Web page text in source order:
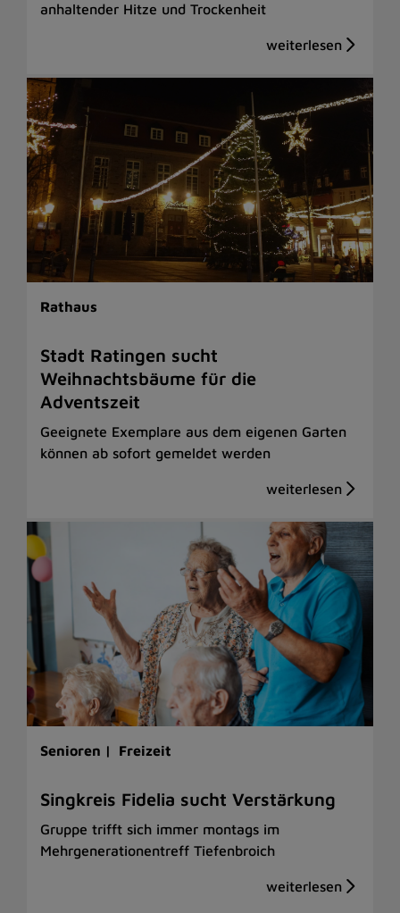
anhaltender Hitze und Trockenheit
Rathaus
Stadt Ratingen sucht
Weihnachtsbäume für die
Adventszeit
Geeignete Exemplare aus dem eigenen Garten
können ab sofort gemeldet werden
Senioren | Freizeit
Singkreis Fidelia sucht Verstärkung
Gruppe trifft sich immer montags im
Mehrgenerationentreff Tiefenbroich